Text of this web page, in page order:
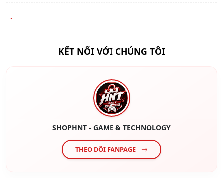
.
KẾT NỐI VỚI CHÚNG TÔI
SHOPHNT - GAME & TECHNOLOGY
THEO DÕI FANPAGE